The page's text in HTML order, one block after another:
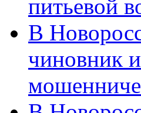
питьевой
В
чиновник